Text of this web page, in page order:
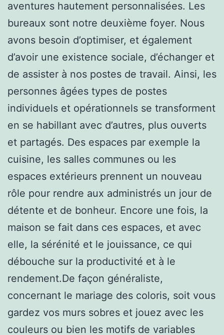
aventures hautement personnalisées. Les
bureaux sont notre deuxième foyer. Nous
avons besoin d’optimiser, et également
d’avoir une existence sociale, d’échanger et
de assister à nos postes de travail. Ainsi, les
personnes âgées types de postes
individuels et opérationnels se transforment
en se habillant avec d’autres, plus ouverts
et partagés. Des espaces par exemple la
cuisine, les salles communes ou les
espaces extérieurs prennent un nouveau
rôle pour rendre aux administrés un jour de
détente et de bonheur. Encore une fois, la
maison se fait dans ces espaces, et avec
elle, la sérénité et le jouissance, ce qui
débouche sur la productivité et à le
rendement.De façon généraliste,
concernant le mariage des coloris, soit vous
gardez vos murs sobres et jouez avec les
couleurs ou bien les motifs de variables